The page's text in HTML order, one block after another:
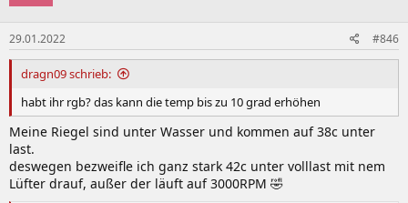
29.01.2022 #846
dragn09 schrieb:
habt ihr rgb? das kann die temp bis zu 10 grad erhöhen
Meine Riegel sind unter Wasser und kommen auf 38c unter
last.
deswegen bezweifle ich ganz stark 42c unter volllast mit nem
Lüfter drauf, außer der läuft auf 3000RPM 🤣